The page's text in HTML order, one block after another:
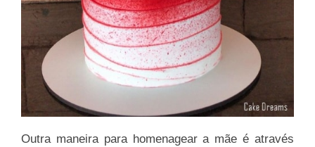
Outra maneira para homenagear a mãe é através